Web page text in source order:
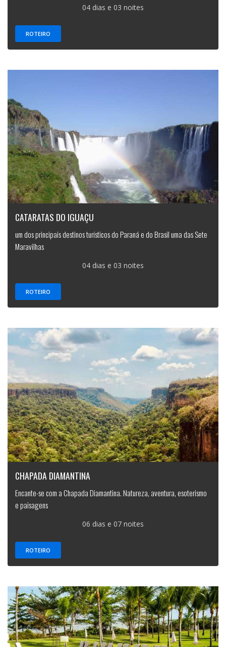
04 dias e 03 noites
ROTEIRO
CATARATAS DO IGUAÇU
um dos principais destinos turísticos do Paraná e do Brasil uma das Sete
Maravilhas
04 dias e 03 noites
ROTEIRO
CHAPADA DIAMANTINA
Encante-se com a Chapada Diamantina. Natureza, aventura, esoterismo
e paisagens
06 dias e 07 noites
ROTEIRO